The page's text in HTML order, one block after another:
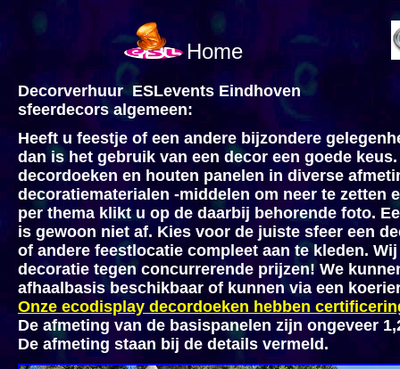
Home
Decorverhuur ESLevents Eindhoven
sfeerdecors algemeen:
Heeft u feestje of een andere bijzondere
dan is het gebruik van een decor een goede
decordoeken en houten panelen in diverse
decoratiematerialen -middelen om neer te zetten
per thema klikt u op de daarbij behorende foto.
is gewoon niet af. Kies voor de juiste sfeer een
of andere feestlocatie compleet aan te kleden.
decoratie tegen concurrerende prijzen! We
afhaalbasis beschikbaar of kunnen via een
Onze ecodisplay decordoeken hebben
De afmeting van de basispanelen zijn ongeveer
De afmeting staan bij de details vermeld.